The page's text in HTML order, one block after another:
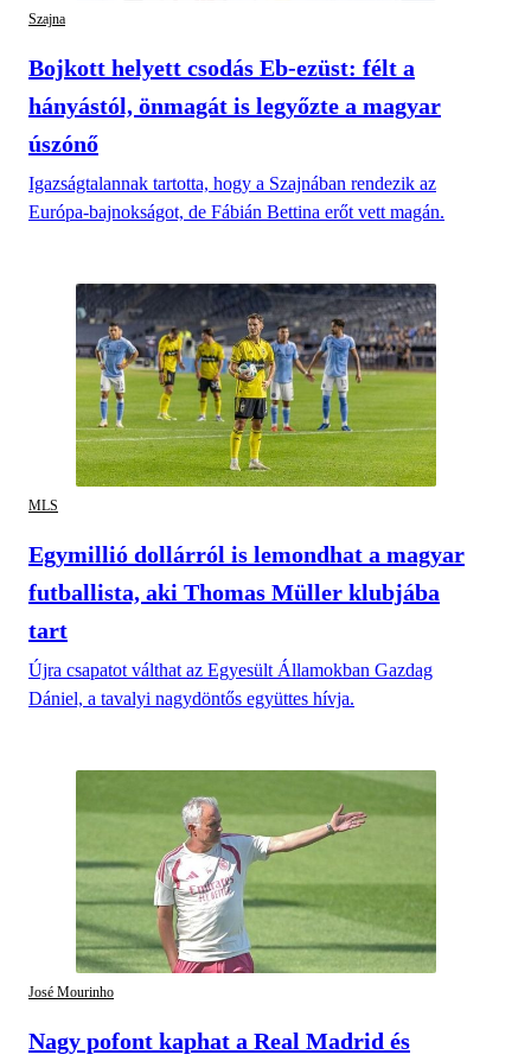
Szajna
Bojkott helyett csodás Eb-ezüst: félt a
hányástól, önmagát is legyőzte a magyar
úszónő
Igazságtalannak tartotta, hogy a Szajnában rendezik az
Európa-bajnokságot, de Fábián Bettina erőt vett magán.
MLS
Egymillió dollárról is lemondhat a magyar
futballista, aki Thomas Müller klubjába
tart
Újra csapatot válthat az Egyesült Államokban Gazdag
Dániel, a tavalyi nagydöntős együttes hívja.
José Mourinho
Nagy pofont kaphat a Real Madrid és